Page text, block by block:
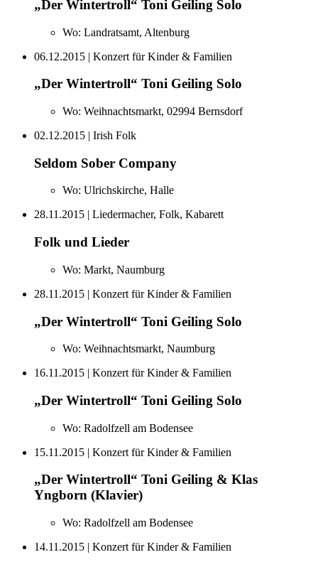
„Der Wintertroll“ Toni Geiling Solo
Wo: Landratsamt, Altenburg
06.12.2015 | Konzert für Kinder & Familien
„Der Wintertroll“ Toni Geiling Solo
Wo: Weihnachtsmarkt, 02994 Bernsdorf
02.12.2015 | Irish Folk
Seldom Sober Company
Wo: Ulrichskirche, Halle
28.11.2015 | Liedermacher, Folk, Kabarett
Folk und Lieder
Wo: Markt, Naumburg
28.11.2015 | Konzert für Kinder & Familien
„Der Wintertroll“ Toni Geiling Solo
Wo: Weihnachtsmarkt, Naumburg
16.11.2015 | Konzert für Kinder & Familien
„Der Wintertroll“ Toni Geiling Solo
Wo: Radolfzell am Bodensee
15.11.2015 | Konzert für Kinder & Familien
„Der Wintertroll“ Toni Geiling & Klas
Yngborn (Klavier)
Wo: Radolfzell am Bodensee
14.11.2015 | Konzert für Kinder & Familien